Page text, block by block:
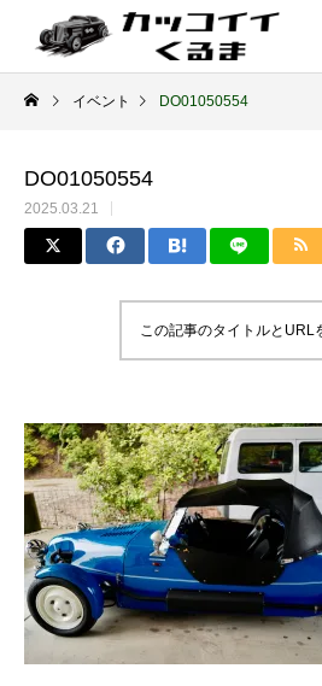
イギリス車
ENGLAND
イベント DO01050554
DO01050554
2025.03.21
この記事のタイトルとURL